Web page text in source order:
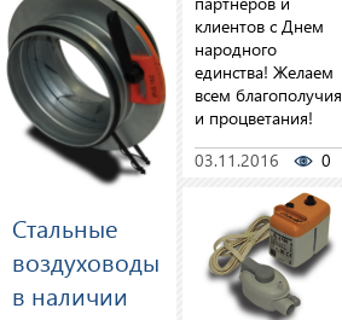
Стальные
воздуховоды
в наличии
клиентов с Днем
народного
единства! Желаем
всем благополучия
и процветания!
03.11.2016
0